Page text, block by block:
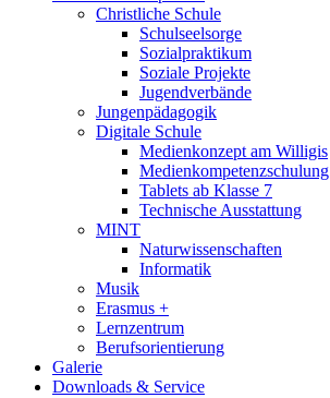
Christliche Schule
Schulseelsorge
Sozialpraktikum
Soziale Projekte
Jugendverbände
Jungenpädagogik
Digitale Schule
Medienkonzept am Willigis
Medienkompetenzschulung
Tablets ab Klasse 7
Technische Ausstattung
MINT
Naturwissenschaften
Informatik
Musik
Erasmus +
Lernzentrum
Berufsorientierung
Galerie
Downloads & Service